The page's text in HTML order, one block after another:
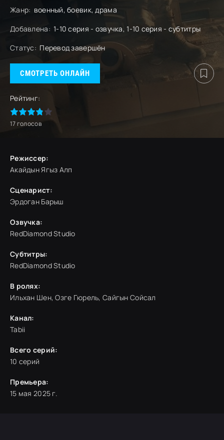
Жанр: военный, боевик, драма
Добавлена: 1-10 серия - озвучка, 1-10 серия - субтитры
Статус: Перевод завершён
СМОТРЕТЬ ОНЛАЙН
Рейтинг:
17голосов
Режиссер:
Акайдын Ягыз Алп
Сценарист:
Эрдоган Барыш
Озвучка:
RedDiamond Studio
Субтитры:
RedDiamond Studio
В ролях:
Ильхан Шен, Озге Гюрель, Сайгын Сойсал
Канал:
Tabii
Всего серий:
10 серий
Премьера:
15 мая 2025 г.